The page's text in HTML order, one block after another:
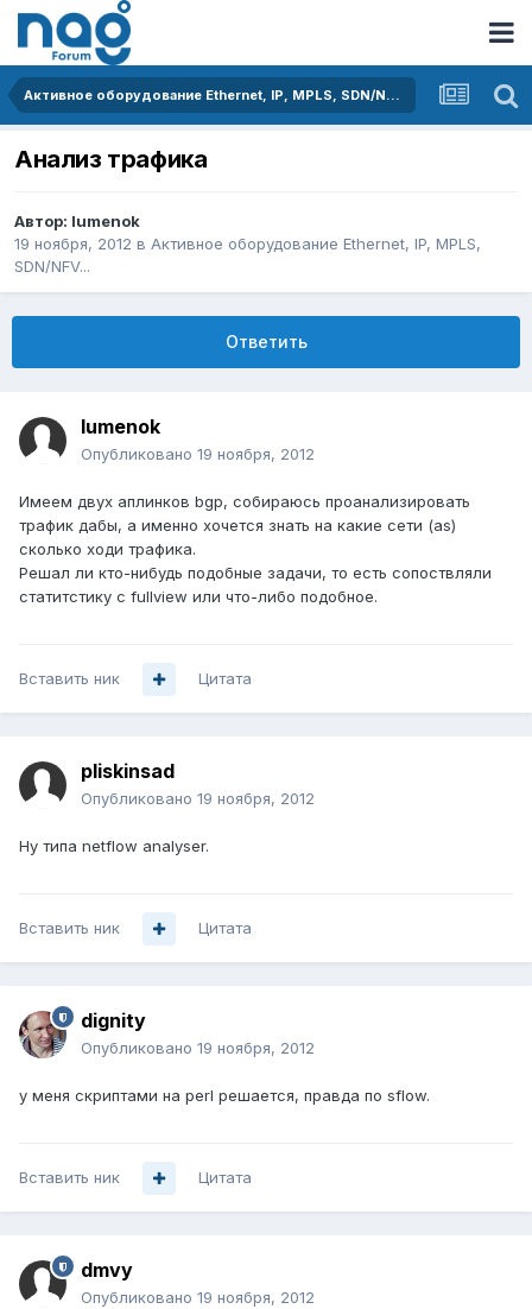
Активное оборудование Ethernet, IP, MPLS, SDN/NFV...
Анализ трафика
Автор: lumenok
19 ноября, 2012 в Активное оборудование Ethernet, IP, MPLS,
SDN/NFV...
Ответить
lumenok
Опубликовано 19 ноября, 2012
Имеем двух аплинков bgp, собираюсь проанализировать
трафик дабы, а именно хочется знать на какие сети (as)
сколько ходи трафика.
Решал ли кто-нибудь подобные задачи, то есть сопоствляли
статитстику с fullview или что-либо подобное.
Вставить ник Цитата
pliskinsad
Опубликовано 19 ноября, 2012
Ну типа netflow analyser.
Вставить ник Цитата
dignity
Опубликовано 19 ноября, 2012
у меня скриптами на perl решается, правда по sflow.
Вставить ник Цитата
dmvy
Опубликовано 19 ноября, 2012